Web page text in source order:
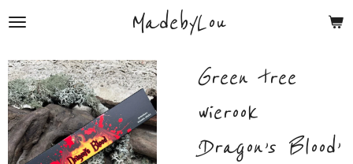
Ga
de
hoofdinhoud
MadebyLou
Green tree
wierook
‘Dragon’s Blood’